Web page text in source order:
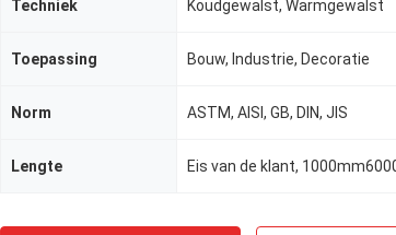
Techniek Koudgewalst, Warmgewalst
Toepassing Bouw, Industrie, Decoratie
Norm ASTM, AISI, GB, DIN, JIS
Lengte